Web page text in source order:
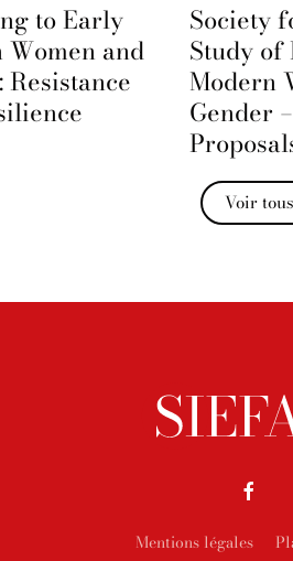
to Early
and
Resistance
Society
Study of
Modern
Gender
Voir
Mentions légales